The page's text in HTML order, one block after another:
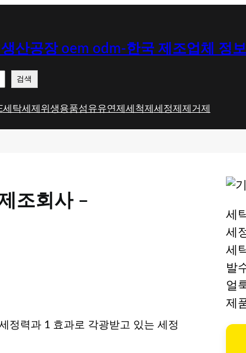
산공장 oem odm-한국 제조업체 정보
검색
세탁세제 위생용품섬유유연제 세척제 세정제 제거제
조회사 –
정력과 1 효과로 각광받고 있는 세정
세
세
세
발
얼
제